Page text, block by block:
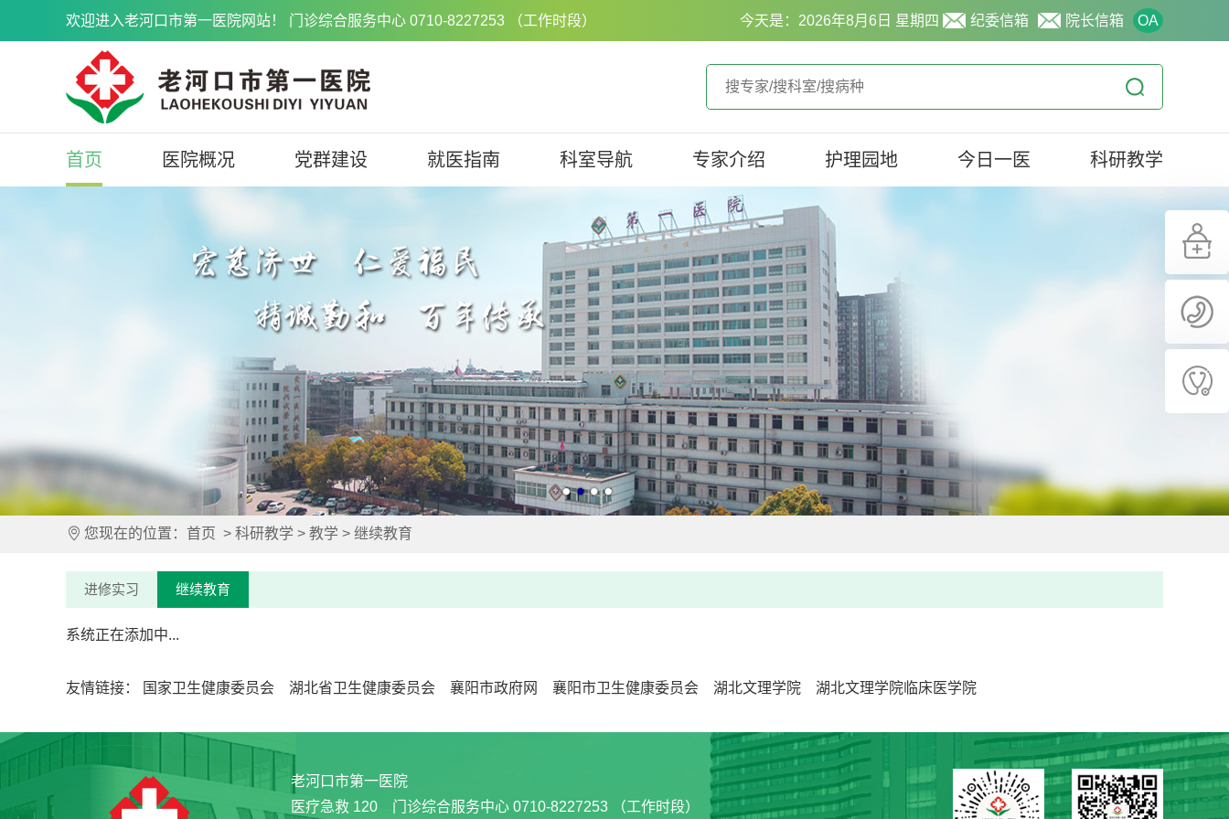
欢迎进入老河口市第一医院网站！ 门诊综合服务中心 0710-8227253 （工作时段） 今天是：2026年8月6日 星期四 纪委信箱 院长信箱 OA
首页 医院概况 党群建设 就医指南 科室导航 专家介绍 护理园地 今日一医 科研教学
您现在的位置： 首页 > 科研教学 > 教学 > 继续教育
进修实习 继续教育
系统正在添加中...
友情链接： 国家卫生健康委员会 湖北省卫生健康委员会 襄阳市政府网 襄阳市卫生健康委员会 湖北文理学院 湖北文理学院临床医学院
老河口市第一医院
医疗急救 120 门诊综合服务中心 0710-8227253 （工作时段）